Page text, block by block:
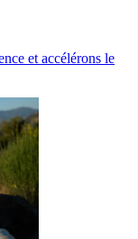
et accélérons le